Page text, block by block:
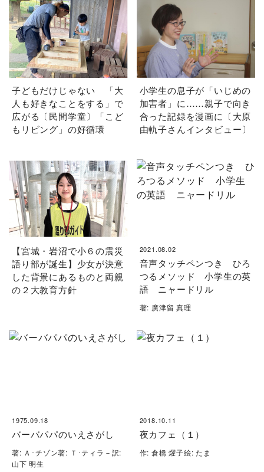
子どもだけじゃない 「大
人も好きなことをする」で
広がる〔民間学童〕「こど
もリビング」の好循環
小学生の息子が「いじめの
加害者」に……親子で向き
合った記録を漫画に〔大原
由軌子さんインタビュー〕
【宮城・岩沼で小６の震災
語り部が誕生】少女が決意
した背景にあるものと両親
の２大教育方針
2021.08.02
音声タッチペンつき ひろ
つるメソッド 小学生の英
語 ニャードリル
著: 廣津留 真理
1975.09.18
バーバパパのいえさがし
著: Ａ･チゾン著: Ｔ･ティラ－訳:
山下 明生
2018.10.11
夜カフェ（１）
作: 倉橋 燿子絵: たま